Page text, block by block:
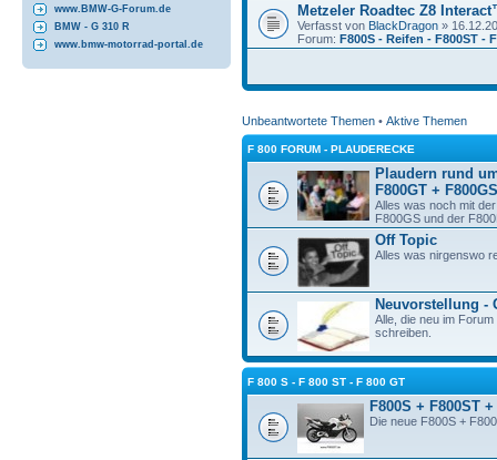
www.BMW-G-Forum.de
BMW - G 310 R
www.bmw-motorrad-portal.de
Metzeler Roadtec Z8
Verfasst von BlackDragon »
Forum: F800S - Reifen - F800ST -
Unbeantwortete Themen • Aktive Themen
F 800 FORUM - PLAUDERECKE
Plaudern rund
F800GT +
Alles was noch mit
F800GS und der
Off Topic
Alles was nirgenswo
Neuvorstellung -
Alle, die neu im
schreiben.
F 800 S - F 800 ST - F 800 GT
F800S + F800ST +
Die neue F800S +